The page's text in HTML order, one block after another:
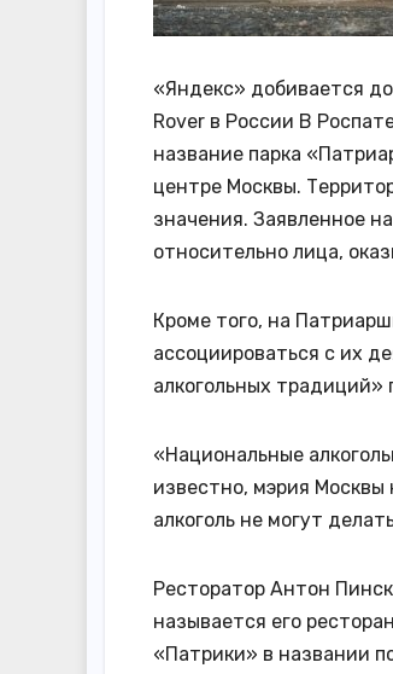
«Яндекс» добивается
Rover в России В
название парка
центре Москвы.
значения. Заявленное
относительно лица,
Кроме того, на
ассоциироваться с их
алкогольных традиций»
«Национальные
известно, мэрия Москвы
алкоголь не могут
Ресторатор Антон
называется его
«Патрики» в названии